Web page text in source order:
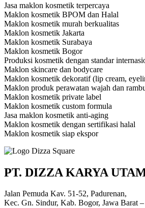
Jasa maklon kosmetik terpercaya
Maklon kosmetik BPOM dan Halal
Maklon kosmetik murah berkualitas
Maklon kosmetik Jakarta
Maklon kosmetik Surabaya
Maklon kosmetik Bogor
Produksi kosmetik dengan standar
Maklon skincare dan bodycare
Maklon kosmetik dekoratif (lip cream,
Maklon produk perawatan wajah dan
Maklon kosmetik private label
Maklon kosmetik custom formula
Jasa maklon kosmetik anti-aging
Maklon kosmetik dengan sertifikasi halal
Maklon kosmetik siap ekspor
PT. DIZZA KARYA
Jalan Pemuda Kav. 51-52, Padurenan,
Kec. Gn. Sindur, Kab. Bogor, Jawa Barat